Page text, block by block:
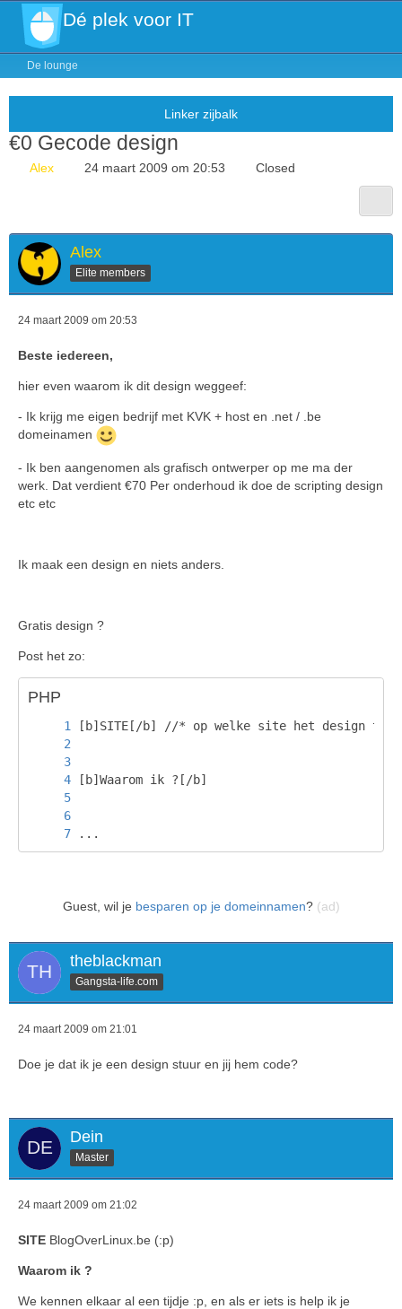
Dé plek voor IT
De lounge
€0 Gecode design
Alex 24 maart 2009 om 20:53 Closed
Alex
Elite members
24 maart 2009 om 20:53
Beste iedereen,
hier even waarom ik dit design weggeef:
- Ik krijg me eigen bedrijf met KVK + host en .net / .be
domeinamen
- Ik ben aangenomen als grafisch ontwerper op me ma der
werk. Dat verdient €70 Per onderhoud ik doe de scripting design
etc etc
Ik maak een design en niets anders.
Gratis design ?
Post het zo:
PHP
...
Guest, wil je besparen op je domeinnamen? (ad)
theblackman
Gangsta-life.com
24 maart 2009 om 21:01
Doe je dat ik je een design stuur en jij hem code?
Dein
Master
24 maart 2009 om 21:02
SITE BlogOverLinux.be (:p)
Waarom ik ?
We kennen elkaar al een tijdje :p, en als er iets is help ik je